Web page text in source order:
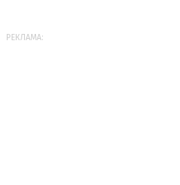
РЕКЛАМА: